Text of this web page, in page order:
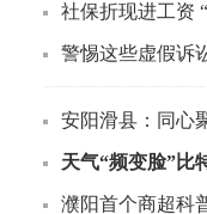
社保折现进工资
警惕这些虚假诉
安阳滑县：同心
天气“频变脸”比
濮阳首个商超科